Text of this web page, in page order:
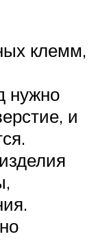
клемм,
нужно
и